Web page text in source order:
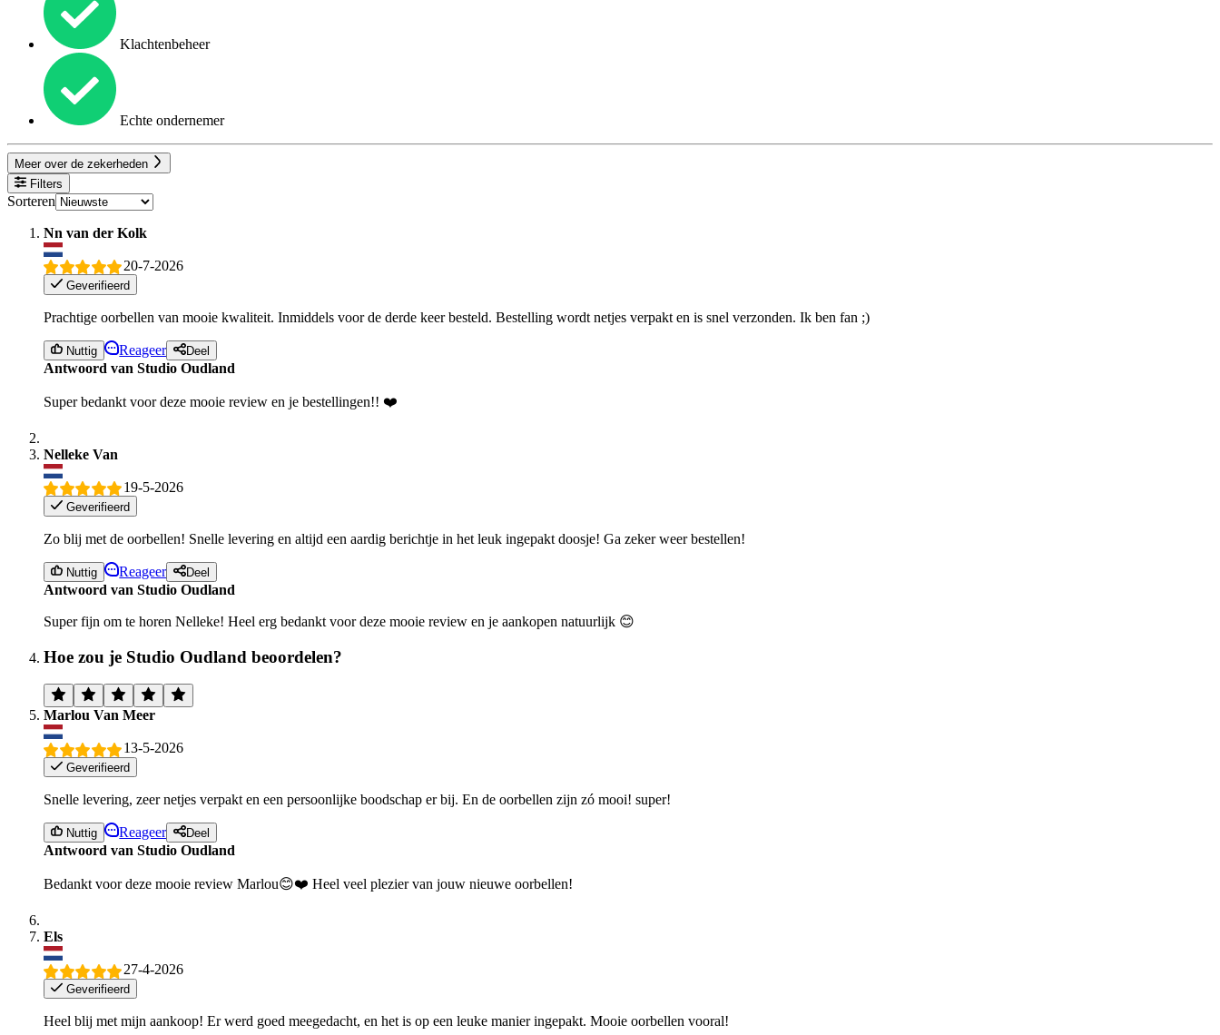
Klachtenbeheer
Echte ondernemer
Meer over de zekerheden
Filters
Sorteren
Nn van der Kolk
20-7-2026
Geverifieerd
Prachtige oorbellen van mooie kwaliteit. Inmiddels voor de derde keer besteld. Bestelling wordt netjes verpakt en is snel verzonden. Ik ben fan ;)
Nuttig Reageer Deel
Antwoord van Studio Oudland
Super bedankt voor deze mooie review en je bestellingen!! ❤️
Nelleke Van
19-5-2026
Geverifieerd
Zo blij met de oorbellen! Snelle levering en altijd een aardig berichtje in het leuk ingepakt doosje! Ga zeker weer bestellen!
Nuttig Reageer Deel
Antwoord van Studio Oudland
Super fijn om te horen Nelleke! Heel erg bedankt voor deze mooie review en je aankopen natuurlijk 😊
Hoe zou je Studio Oudland beoordelen?
Marlou Van Meer
13-5-2026
Geverifieerd
Snelle levering, zeer netjes verpakt en een persoonlijke boodschap er bij. En de oorbellen zijn zó mooi! super!
Nuttig Reageer Deel
Antwoord van Studio Oudland
Bedankt voor deze mooie review Marlou😊❤️ Heel veel plezier van jouw nieuwe oorbellen!
Els
27-4-2026
Geverifieerd
Heel blij met mijn aankoop! Er werd goed meegedacht, en het is op een leuke manier ingepakt. Mooie oorbellen vooral!